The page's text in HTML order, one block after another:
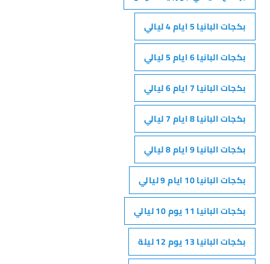
بكجات البانيا 5 ايام 4 ليالي
بكجات البانيا 6 ايام 5 ليالي
بكجات البانيا 7 ايام 6 ليالي
بكجات البانيا 8 ايام 7 ليالي
بكجات البانيا 9 ايام 8 ليالي
بكجات البانيا 10 ايام 9 ليالي
بكجات البانيا 11 يوم 10 ليالي
بكجات البانيا 13 يوم 12 ليلة